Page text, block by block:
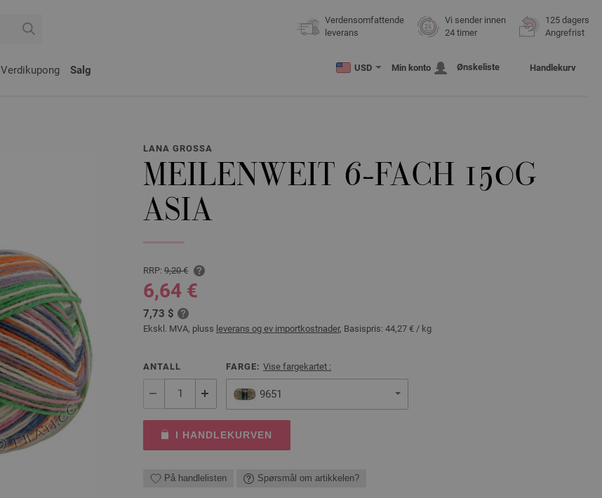
Verdensomfattende
leverans
Vi sender innen
24 timer
125 dagers
Angrefrist
Verdikupong Salg USD Min konto Ønskeliste Handlekurv
LANA GROSSA
MEILENWEIT 6-FACH 150G
ASIA
RRP: 9,20 €
6,64 €
7,73 $
Ekskl. MVA, pluss leverans og ev importkostnader, Basispris: 44,27 € / kg
ANTALL FARGE: Vise fargekartet :
9651
I HANDLEKURVEN
På handlelisten Spørsmål om artikkelen?